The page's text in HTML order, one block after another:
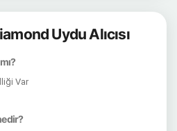
Uydu Alıcısı
Var